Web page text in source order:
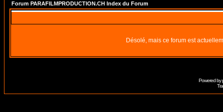
Forum PARAFILMPRODUCTION.CH Index du Forum
Désolé, mais ce forum est
Powered by